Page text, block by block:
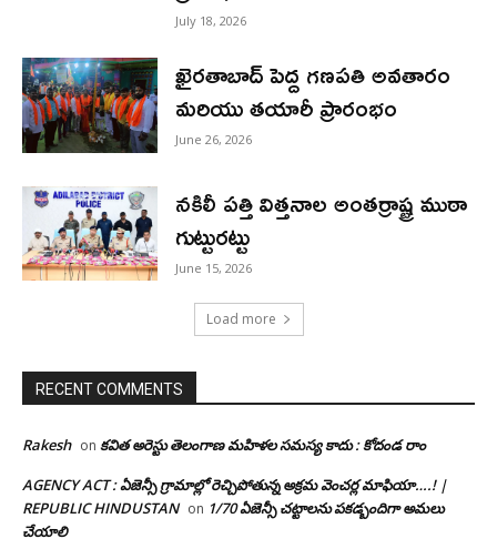
July 18, 2026
ఖైరతాబాద్ పెద్ద గణపతి అవతారం
మరియు తయారీ ప్రారంభం
June 26, 2026
నకిలీ పత్తి విత్తనాల అంతర్రాష్ట్ర ముఠా
గుట్టురట్టు
June 15, 2026
Load more
RECENT COMMENTS
Rakesh on కవిత అరెస్టు తెలంగాణ మహిళల సమస్య కాదు : కోదండ రాం
AGENCY ACT : ఏజెన్సీ గ్రామాల్లో రెచ్చిపోతున్న అక్రమ వెంచర్ల మాఫియా….! |
REPUBLIC HINDUSTAN on 1/70 ఏజెన్సీ చట్టాలను పకడ్బందిగా అమలు
చేయాలి